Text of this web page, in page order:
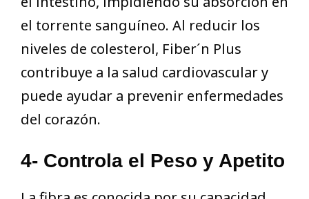
el torrente sanguíneo. Al reducir los
niveles de colesterol, Fiber´n Plus
contribuye a la salud cardiovascular y
puede ayudar a prevenir enfermedades
del corazón.
4- Controla el Peso y Apetito